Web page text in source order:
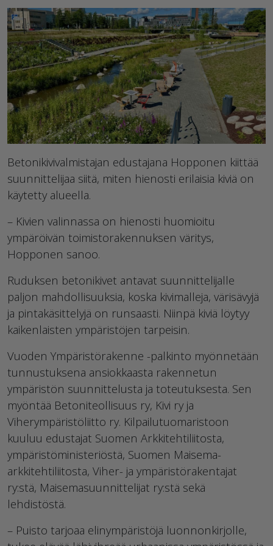
Betonikivivalmistajan edustajana Hopponen kiittää
suunnittelijaa siitä, miten hienosti erilaisia kiviä on
käytetty alueella.
– Kivien valinnassa on hienosti huomioitu
ympäröivän toimistorakennuksen väritys,
Hopponen sanoo.
Ruduksen betonikivet antavat suunnittelijalle
paljon mahdollisuuksia, koska kivimalleja, värisävyjä
ja pintakäsittelyjä on runsaasti. Niinpä kiviä löytyy
kaikenlaisten ympäristöjen tarpeisin.
Vuoden Ympäristörakenne -palkinto myönnetään
tunnustuksena ansiokkaasta rakennetun
ympäristön suunnittelusta ja toteutuksesta. Sen
myöntää Betoniteollisuus ry, Kivi ry ja
Viherympäristöliitto ry. Kilpailutuomaristoon
kuuluu edustajat Suomen Arkkitehtiliitosta,
ympäristöministeriöstä, Suomen Maisema-
arkkitehtiliitosta, Viher- ja ympäristörakentajat
ry:stä, Maisemasuunnittelijat ry:stä sekä
lehdistöstä.
– Puisto tarjoaa elinympäristöjä luonnonkirjolle,